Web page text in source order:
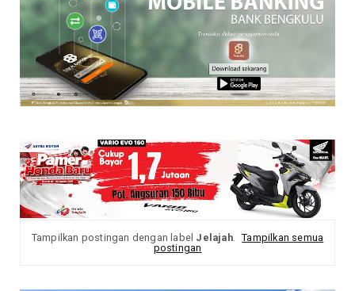
Tampilkan postingan dengan label Jelajah. Tampilkan semua
postingan